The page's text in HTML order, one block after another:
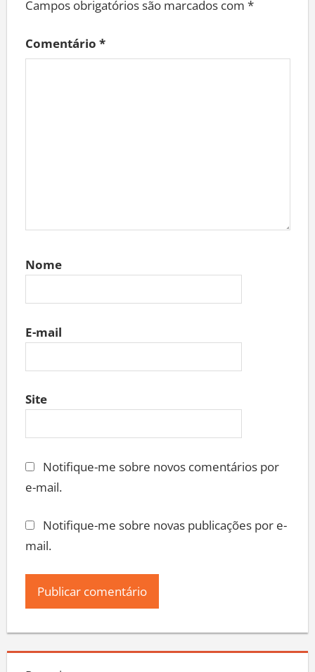
Campos obrigatórios são marcados com *
Comentário *
Nome
E-mail
Site
Notifique-me sobre novos comentários por
e-mail.
Notifique-me sobre novas publicações por e-
mail.